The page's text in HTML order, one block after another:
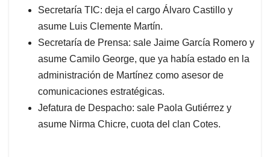
Secretaría TIC: deja el cargo Álvaro Castillo y
asume Luis Clemente Martín.
Secretaría de Prensa: sale Jaime García Romero y
asume Camilo George, que ya había estado en la
administración de Martínez como asesor de
comunicaciones estratégicas.
Jefatura de Despacho: sale Paola Gutiérrez y
asume Nirma Chicre, cuota del clan Cotes.